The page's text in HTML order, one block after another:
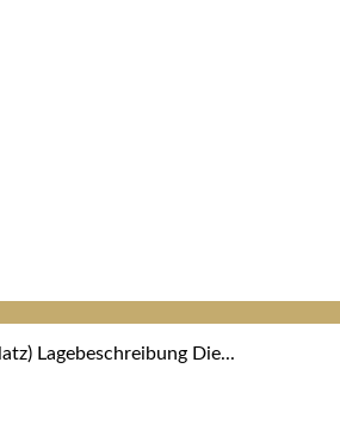
Lagebeschreibung Die...